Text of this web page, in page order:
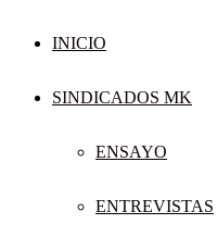
INICIO
SINDICADOS MK
ENSAYO
ENTREVISTAS